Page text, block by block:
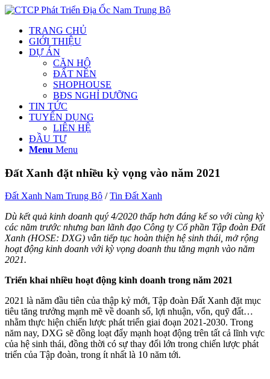
TRANG CHỦ
GIỚI THIỆU
DỰ ÁN
CĂN HỘ
ĐẤT NỀN
SHOPHOUSE
BĐS NGHỈ DƯỠNG
TIN TỨC
TUYỂN DỤNG
LIÊN HỆ
ĐẦU TƯ
Menu Menu
Đất Xanh đặt nhiều kỳ vọng vào năm 2021
Đất Xanh Nam Trung Bộ /Tin Đất Xanh
Dù kết quả kinh doanh quý 4/2020 thấp hơn đáng kể so với cùng kỳ
các năm trước nhưng ban lãnh đạo Công ty Cổ phần Tập đoàn Đất
Xanh (HOSE: DXG) vẫn tiếp tục hoàn thiện hệ sinh thái, mở rộng
hoạt động kinh doanh với kỳ vọng doanh thu tăng mạnh vào năm
2021.
Triển khai nhiều hoạt động kinh doanh trong năm 2021
2021 là năm đầu tiên của thập kỷ mới, Tập đoàn Đất Xanh đặt mục
tiêu tăng trưởng mạnh mẽ về doanh số, lợi nhuận, vốn, quỹ đất…
nhằm thực hiện chiến lược phát triển giai đoạn 2021-2030. Trong
năm nay, DXG sẽ đồng loạt đẩy mạnh hoạt động trên tất cả lĩnh vực
của hệ sinh thái, đồng thời có sự thay đổi lớn trong chiến lược phát
triển của Tập đoàn, trong ít nhất là 10 năm tới.